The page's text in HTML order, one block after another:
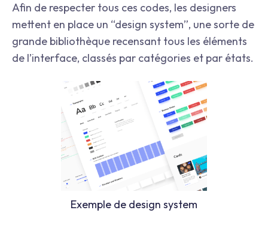
Afin de respecter tous ces codes, les designers
mettent en place un “design system”, une sorte de
grande bibliothèque recensant tous les éléments
de l’interface, classés par catégories et par états.
Exemple de design system